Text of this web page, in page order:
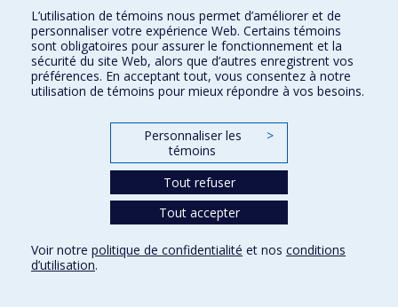
Conditions d’utilisation
Paramètres des témoins
Université de
Montréal
L’utilisation de témoins nous permet d’améliorer et de
personnaliser votre expérience Web. Certains témoins
sont obligatoires pour assurer le fonctionnement et la
sécurité du site Web, alors que d’autres enregistrent vos
préférences. En acceptant tout, vous consentez à notre
utilisation de témoins pour mieux répondre à vos besoins.
Personnaliser les
témoins
>
Tout refuser
Tout accepter
Voir notre politique de confidentialité et nos conditions
d’utilisation.